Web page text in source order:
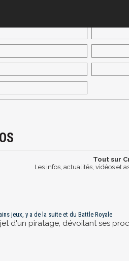
Tout sur
Les infos, actualités, vidéos et
jeux, y a de la suite et du Battle Royale
d'un piratage, dévoilant ses